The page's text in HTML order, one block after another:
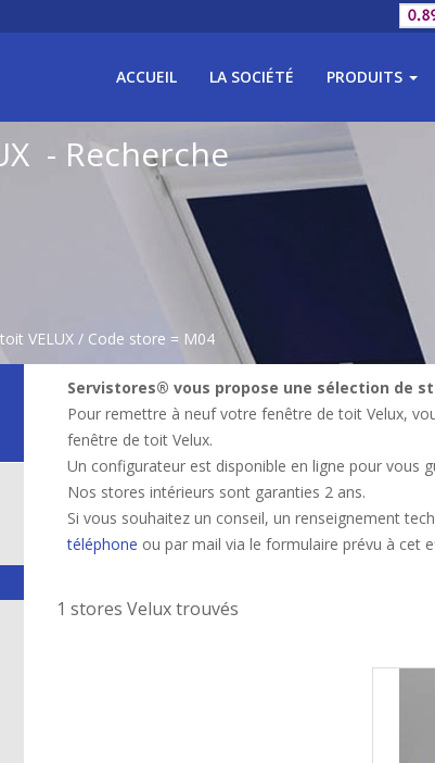
ACCUEIL LA SOCIÉTÉ PRODUITS
- Recherche
VELUX / Code store = M04
Servistores® vous propose une sélection de
Pour remettre à neuf votre fenêtre de toit Velux,
fenêtre de toit Velux.
Un configurateur est disponible en ligne pour vous
Nos stores intérieurs sont garanties 2 ans.
Si vous souhaitez un conseil, un renseignement
téléphone ou par mail via le formulaire prévu à cet
1 stores Velux trouvés